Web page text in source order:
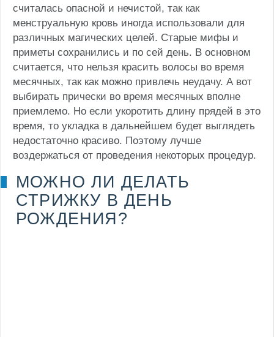
считалась опасной и нечистой, так как
менструальную кровь иногда использовали для
различных магических целей. Старые мифы и
приметы сохранились и по сей день. В основном
считается, что нельзя красить волосы во время
месячных, так как можно привлечь неудачу. А вот
выбирать прически во время месячных вполне
приемлемо. Но если укоротить длину прядей в это
время, то укладка в дальнейшем будет выглядеть
недостаточно красиво. Поэтому лучше
воздержаться от проведения некоторых процедур.
МОЖНО ЛИ ДЕЛАТЬ
СТРИЖКУ В ДЕНЬ
РОЖДЕНИЯ?